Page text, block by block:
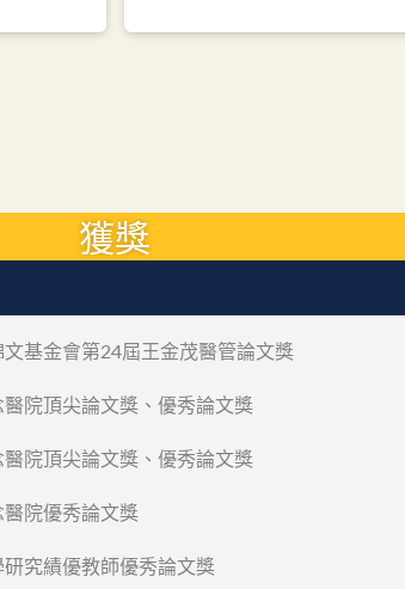
獲獎
基金會第24屆王金茂醫管論文獎
院頂尖論文獎、優秀論文獎
院頂尖論文獎、優秀論文獎
院優秀論文獎
究績優教師優秀論文獎